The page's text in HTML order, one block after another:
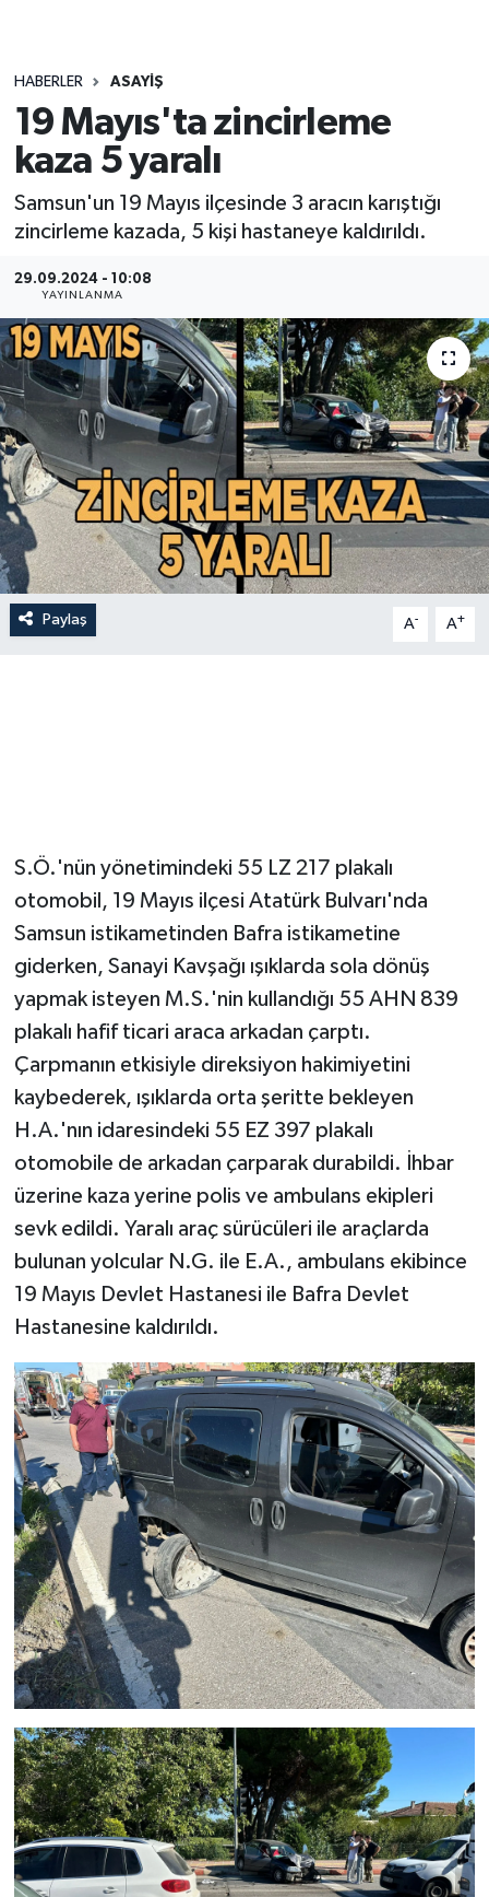
HABERLER ASAYIŞ
19 Mayıs'ta zincirleme
kaza 5 yaralı
Samsun'un 19 Mayıs ilçesinde 3 aracın karıştığı
zincirleme kazada, 5 kişi hastaneye kaldırıldı.
29.09.2024 - 10:08
YAYINLANMA
Paylaş A- A+
S.Ö.'nün yönetimindeki 55 LZ 217 plakalı
otomobil, 19 Mayıs ilçesi Atatürk Bulvarı'nda
Samsun istikametinden Bafra istikametine
giderken, Sanayi Kavşağı ışıklarda sola dönüş
yapmak isteyen M.S.'nin kullandığı 55 AHN 839
plakalı hafif ticari araca arkadan çarptı.
Çarpmanın etkisiyle direksiyon hakimiyetini
kaybederek, ışıklarda orta şeritte bekleyen
H.A.'nın idaresindeki 55 EZ 397 plakalı
otomobile de arkadan çarparak durabildi. İhbar
üzerine kaza yerine polis ve ambulans ekipleri
sevk edildi. Yaralı araç sürücüleri ile araçlarda
bulunan yolcular N.G. ile E.A., ambulans ekibince
19 Mayıs Devlet Hastanesi ile Bafra Devlet
Hastanesine kaldırıldı.